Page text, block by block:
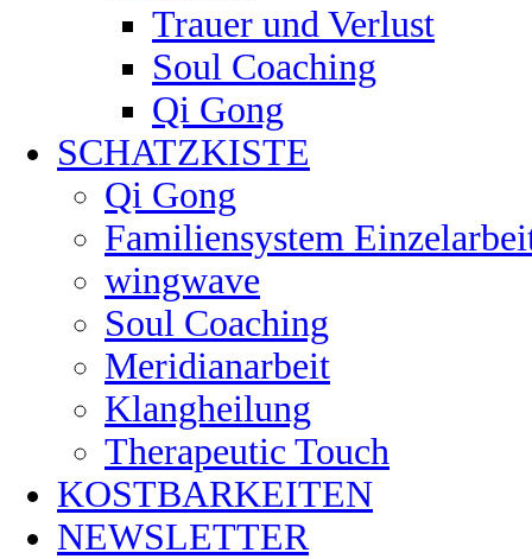
Trauer und Verlust
Soul Coaching
Qi Gong
SCHATZKISTE
Qi Gong
Familiensystem
wingwave
Soul Coaching
Meridianarbeit
Klangheilung
Therapeutic Touch
KOSTBARKEITEN
NEWSLETTER